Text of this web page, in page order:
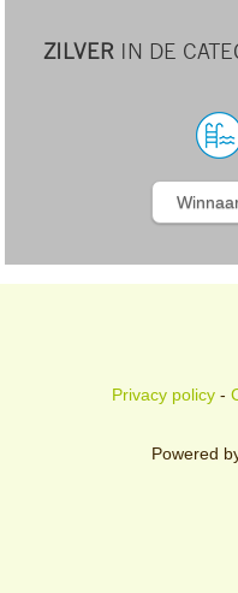
ZILVER IN DE
Privacy policy-
Powered